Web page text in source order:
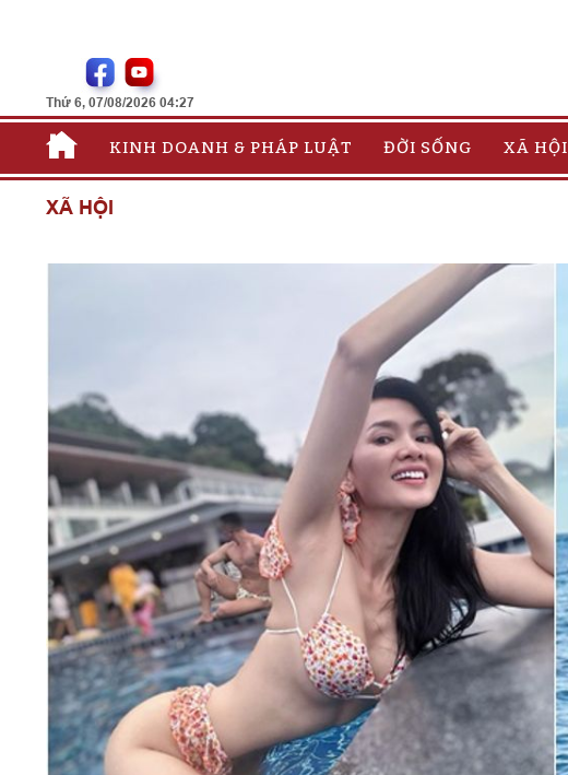
Thứ 6, 07/08/2026 04:27
KINH DOANH & PHÁP LUẬT ĐỜI SỐNG XÃ HỘI
XÃ HỘI